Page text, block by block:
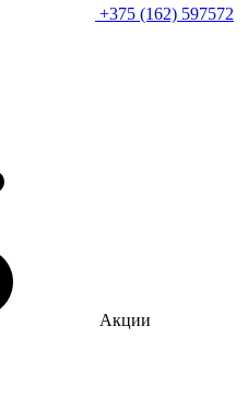
+375 (162) 597572
Акции